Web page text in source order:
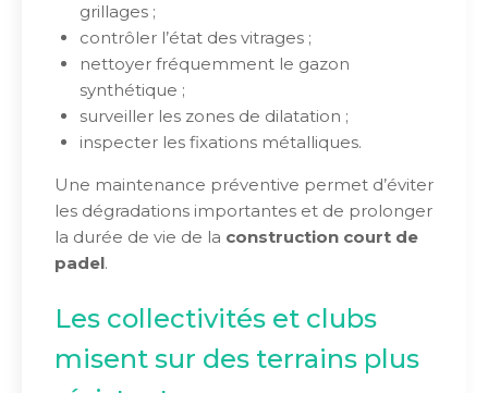
grillages ;
contrôler l’état des vitrages ;
nettoyer fréquemment le gazon
synthétique ;
surveiller les zones de dilatation ;
inspecter les fixations métalliques.
Une maintenance préventive permet d’éviter
les dégradations importantes et de prolonger
la durée de vie de la construction court de
padel.
Les collectivités et clubs
misent sur des terrains plus